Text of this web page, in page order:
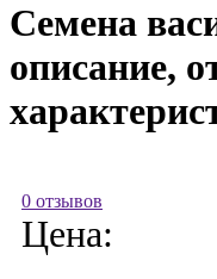
Семена
описание,
0 отзывов
Цена: